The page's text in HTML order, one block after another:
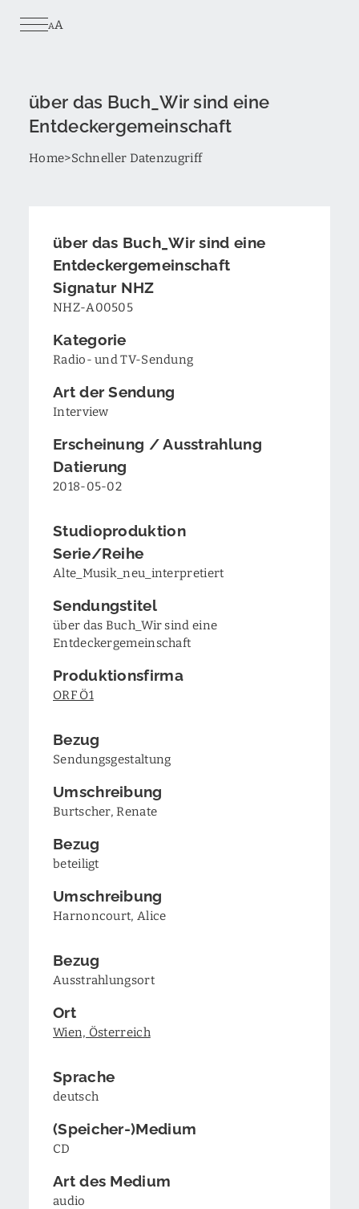
AA
über das Buch_Wir sind eine
Entdeckergemeinschaft
Breadcrumb
Home Schneller Datenzugriff
über das Buch_Wir sind eine
Entdeckergemeinschaft
Signatur NHZ
NHZ-A00505
Kategorie
Radio- und TV-Sendung
Art der Sendung
Interview
Erscheinung / Ausstrahlung
Datierung
2018-05-02
Studioproduktion
Serie/Reihe
Alte_Musik_neu_interpretiert
Sendungstitel
über das Buch_Wir sind eine
Entdeckergemeinschaft
Produktionsfirma
ORF Ö1
Bezug
Sendungsgestaltung
Umschreibung
Burtscher, Renate
Bezug
beteiligt
Umschreibung
Harnoncourt, Alice
Bezug
Ausstrahlungsort
Ort
Wien, Österreich
Sprache
deutsch
(Speicher-)Medium
CD
Art des Medium
audio